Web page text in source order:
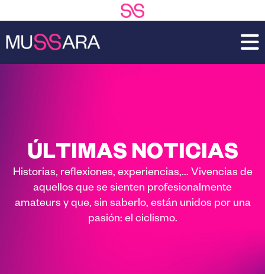
contenido
ÚLTIMAS NOTICIAS
Historias, reflexiones, experiencias,... Vivencias de
aquellos que se sienten profesionalmente
amateurs y que, sin saberlo, están unidos por una
pasión: el ciclismo.